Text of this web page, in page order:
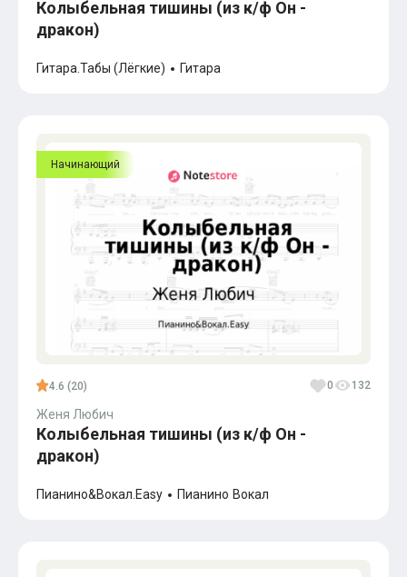
Колыбельная тишины (из к/ф Он -
дракон)
Гитара.Табы (Лёгкие) Гитара
Начинающий
4.6 (20) 0 132
Женя Любич
Колыбельная тишины (из к/ф Он -
дракон)
Пианино&Вокал.Easy Пианино Вокал